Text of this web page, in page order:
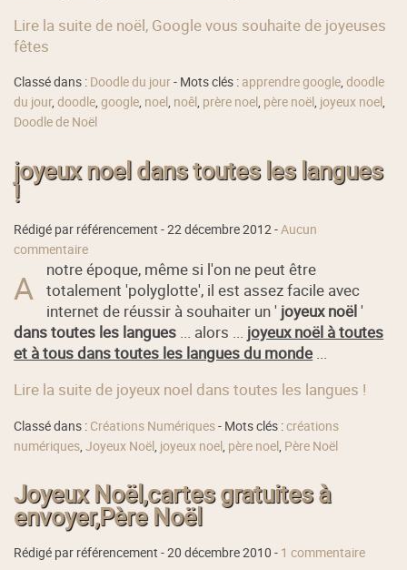
Lire la suite de noël, Google vous souhaite de joyeuses
fêtes
Classé dans : Doodle du jour- Mots clés : apprendre google,doodle
du jour,doodle,google, noel , noêl , prère noel , père noël , joyeux noel ,
Doodle de Noël
joyeux noel dans toutes les langues
!
Rédigé par référencement -22 décembre 2012-Aucun
commentaire
A
notre époque, même si l'on ne peut être
totalement 'polyglotte', il est assez facile avec
internet de réussir à souhaiter un ' joyeux noël'
dans toutes les langues ... alors ... joyeux noël à toutes
et à tous dans toutes les langues du monde ...
Lire la suite de joyeux noel dans toutes les langues !
Classé dans : Créations Numériques- Mots clés :créations
numériques ,Joyeux Noël joyeux noel père noel Père Noël
Joyeux Noël,cartes gratuites à
envoyer,Père Noël
Rédigé par référencement -20 décembre 2010 - 1 commentaire